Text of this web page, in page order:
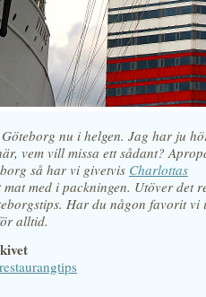
nu i helgen. Jag har ju
vem vill missa ett sådant?
så har vi givetvis Charlottas
mat med i packningen. Utöver det
Har du någon favorit vi
alltid.